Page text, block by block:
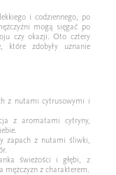
i codziennego, po
mogą sięgać po
czy okazji. Oto cztery
które zdobyły uznanie
z nutami cytrusowymi i
z aromatami cytryny,
zapach z nutami śliwki,
świeżości i głębi, z
z charakterem.